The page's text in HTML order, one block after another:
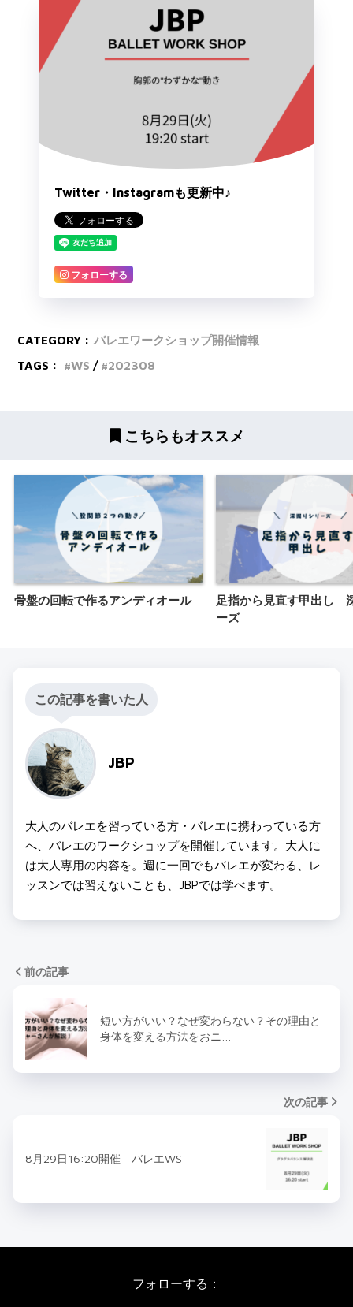
Twitter・Instagramも更新中♪
フォローする
CATEGORY : バレエワークショップ開催情報
TAGS :
WS 202308
こちらもオススメ
骨盤の回転で作るアンディオール
足指から見直す甲出し
ーズ
この記事を書いた人
JBP
大人のバレエを習っている方・バレエに携わっている方
へ、バレエのワークショップを開催しています。大人に
は大人専用の内容を。週に一回でもバレエが変わる、レ
ッスンでは習えないことも、JBPでは学べます。
前の記事
短い方がいい？なぜ変わらない？その理由と
身体を変える方法をおニ…
次の記事
8月29日16:20開催 バレエWS
フォローする：